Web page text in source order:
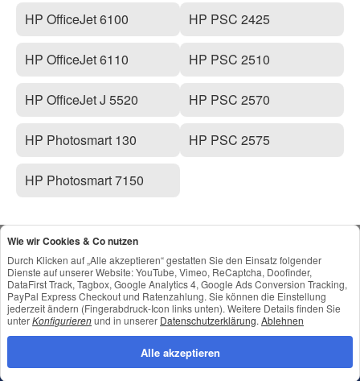
HP OfficeJet 6100
HP OfficeJet 6110
HP OfficeJet J 5520
HP Photosmart 130
HP Photosmart 7150
HP PSC 2425
HP PSC 2510
HP PSC 2570
HP PSC 2575
Service Hotline
Telefonische Unterstützung und
0761 - 21741461
Wie wir Cookies & Co nutzen
Durch Klicken auf „Alle akzeptieren“ gestatten Sie den Einsatz folgender
Dienste auf unserer Website: YouTube, Vimeo, ReCaptcha, Doofinder,
DataFirst Track, Tagbox, Google Analytics 4, Google Ads Conversion Tracking,
PayPal Express Checkout und Ratenzahlung. Sie können die Einstellung
jederzeit ändern (Fingerabdruck-Icon links unten). Weitere Details finden Sie
unterKonfigurierenund in unserer Datenschutzerklärung. Ablehnen
Alle akzeptieren